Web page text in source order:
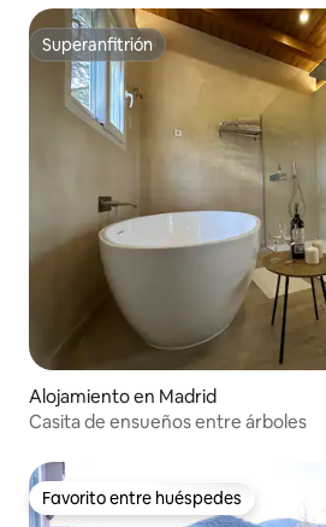
Superanfitrión
Superanfitrión
Alojamiento en Madrid
Casita de ensueños entre árboles
Favorito entre huéspedes
Favorito entre huéspedes